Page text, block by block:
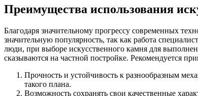
Преимущества использования
Благодаря значительному прогрессу современных
значительную популярность, так как работа
люди, при выборе искусственного камня для
сказываются на частной постройке. Рекомендуется
Прочность и устойчивость к разнообразным
такого плана.
Возможность сохранять свои качественные